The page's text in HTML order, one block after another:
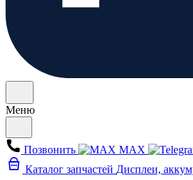
Меню
Позвонить MAX
Каталог запчастей Дисплеи,